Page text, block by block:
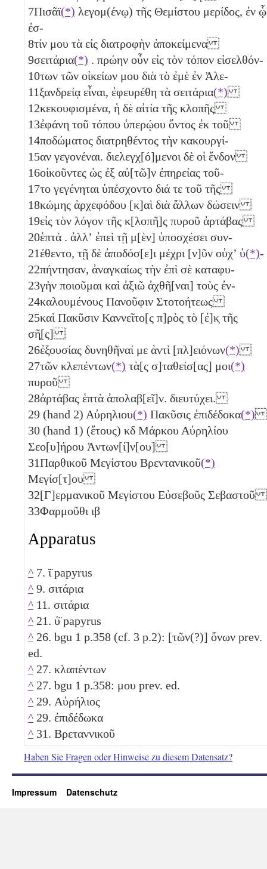
7Πισᾶϊ(*) λεγομ(ένῳ) τῆς Θεμίστου μερίδος, ἐν ᾧ
ἐσ-
8τίν μου τὰ εἰς διατροφὴν ἀποκείμενα
9σειτάρια(*) . πρώην οὖν εἰς τὸν τόπον εἰσελθόν-
10των τῶν οἰκείων μου διὰ τὸ ἐμὲ ἐν Ἀλε-
11ξανδρείᾳ εἶναι, ἐφευρέθη τὰ σειτάρια(*)
12κεκουφισμένα, ἡ δὲ αἰτία τῆς κλοπῆς
13ἐφάνη τοῦ τόπου ὑπερῴου ὄντος ἐκ τοῦ
14ποδώματος διατρηθέντος τὴν κακουργί-
15αν γεγονέναι. διελεγχ[ό]μενοι δὲ οἱ ἔνδον
16οἰκοῦντες ὡς ἐξ αὐ[τῶ]ν ἐπηρείας τοῦ-
17το γεγένηται ὑπέσχοντο διά τε τοῦ τῆς
18κώμης ἀρχεφόδου [κ]αὶ διὰ ἄλλων δώσειν
19εἰς τὸν λόγον τῆς κ[λοπῆ]ς πυροῦ ἀρτάβας
20ἑπτά . ἀλλʼ ἐπεὶ τῇ μ[ὲν] ὑποσχέσει συν-
21έθεντο, τῇ δὲ ἀποδόσ[ε]ι μέχρι [ν]ῦν οὐχ’ ὑ(*)-
22πήντησαν, ἀναγκαίως τὴν ἐπὶ σὲ καταφυ-
23γὴν ποιοῦμαι καὶ ἀξιῶ ἀχθῆ[ναι] τοὺς ἐν-
24καλουμένους Πανοῦφιν Στοτοήτεως
25καὶ Πακῦσιν Καννεῖτο[ς π]ρὸς τὸ [ἐ]κ̣ τῆς
σῆ̣[ς]
26ἐξουσίας δυνηθῆναί με ἀντὶ [πλ]ειόνων(*)
27τῶν κλεπέντων(*) τὰ[ς σ]ταθείσ[ας] μοι(*)
πυροῦ
28ἀρτάβας ἑπτὰ ἀπολαβ[εῖ]ν. διευτύχει.
29 (hand 2) Αὐρηλιου(*) Πακῦσις ἐπιδέδοκα(*)
30 (hand 1) (ἔτους) κδ Μάρκου Αὐρηλίου
Σεο[υ]ήρου Ἀντων[ί]ν[ου]
31Παρθικοῦ Μεγίστου Βρεντανικοῦ(*)
Μεγίσ[τ]ου
32[Γ]ερμανικοῦ Μεγίστου Εὐσεβοῦς Σεβαστοῦ
33Φαρμοῦθι ιβ
Apparatus
^ 7. ϊ̈ papyrus
^ 9. σιτάρια
^ 11. σιτάρια
^ 21. ὑ̈ papyrus
^ 26. bgu 1 p.358 (cf. 3 p.2): [τῶν(?)] ὄνων prev.
ed.
^ 27. κλαπέντων
^ 27. bgu 1 p.358: μου prev. ed.
^ 29. Αὐρήλιος
^ 29. ἐπιδέδωκα
^ 31. Βρεταννικοῦ
Haben Sie Fragen oder Hinweise zu diesem Datensatz?
Impressum Datenschutz